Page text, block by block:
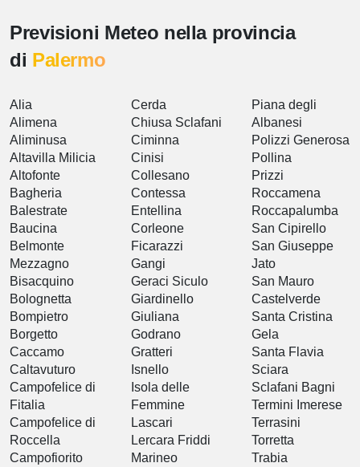
Previsioni Meteo nella provincia
di Palermo
Alia
Alimena
Aliminusa
Altavilla Milicia
Altofonte
Bagheria
Balestrate
Baucina
Belmonte
Mezzagno
Bisacquino
Bolognetta
Bompietro
Borgetto
Caccamo
Caltavuturo
Campofelice di
Fitalia
Campofelice di
Roccella
Campofiorito
Cerda
Chiusa Sclafani
Ciminna
Cinisi
Collesano
Contessa
Entellina
Corleone
Ficarazzi
Gangi
Geraci Siculo
Giardinello
Giuliana
Godrano
Gratteri
Isnello
Isola delle
Femmine
Lascari
Lercara Friddi
Marineo
Piana degli
Albanesi
Polizzi Generosa
Pollina
Prizzi
Roccamena
Roccapalumba
San Cipirello
San Giuseppe
Jato
San Mauro
Castelverde
Santa Cristina
Gela
Santa Flavia
Sciara
Sclafani Bagni
Termini Imerese
Terrasini
Torretta
Trabia